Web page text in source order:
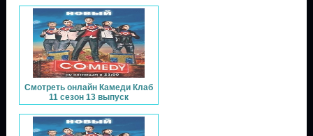
Смотреть онлайн Камеди Клаб
11 сезон 13 выпуск